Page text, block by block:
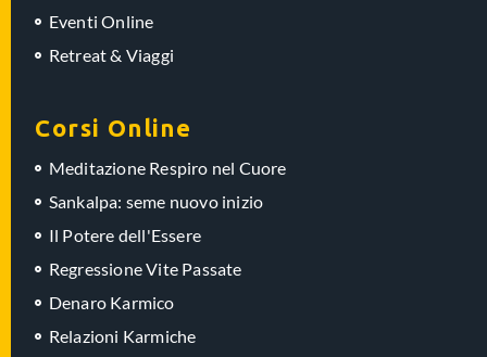
Eventi Online
Retreat & Viaggi
Corsi Online
Meditazione Respiro nel Cuore
Sankalpa: seme nuovo inizio
Il Potere dell'Essere
Regressione Vite Passate
Denaro Karmico
Relazioni Karmiche